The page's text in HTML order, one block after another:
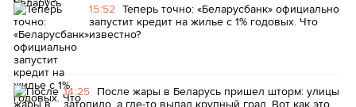
15:52 Теперь точно: «Беларусбанк» официально
запустит кредит на жилье с 1% годовых. Что
известно?
14:25 После жары в Беларусь пришел шторм: улицы
затопило, а где-то выпал крупный град. Вот как это